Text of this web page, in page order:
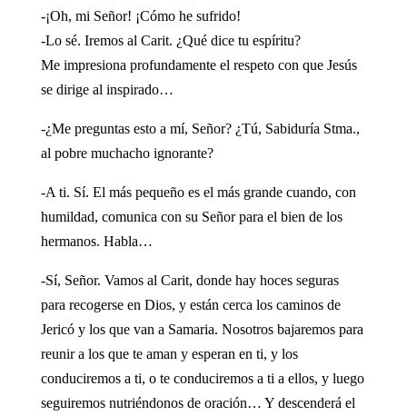
-¡Oh, mi Señor! ¡Cómo he sufrido!
-Lo sé. Iremos al Carit. ¿Qué dice tu espíritu?
Me impresiona profundamente el respeto con que Jesús
se dirige al inspirado…
-¿Me preguntas esto a mí, Señor? ¿Tú, Sabiduría Stma.,
al pobre muchacho ignorante?
-A ti. Sí. El más pequeño es el más grande cuando, con
humildad, comunica con su Señor para el bien de los
hermanos. Habla…
-Sí, Señor. Vamos al Carit, donde hay hoces seguras
para recogerse en Dios, y están cerca los caminos de
Jericó y los que van a Samaria. Nosotros bajaremos para
reunir a los que te aman y esperan en ti, y los
conduciremos a ti, o te conduciremos a ti a ellos, y luego
seguiremos nutriéndonos de oración… Y descenderá el